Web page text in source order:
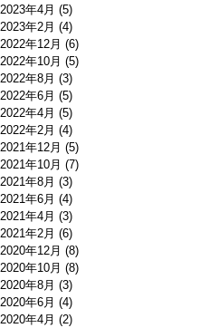
2023年4月 (5)
2023年2月 (4)
2022年12月 (6)
2022年10月 (5)
2022年8月 (3)
2022年6月 (5)
2022年4月 (5)
2022年2月 (4)
2021年12月 (5)
2021年10月 (7)
2021年8月 (3)
2021年6月 (4)
2021年4月 (3)
2021年2月 (6)
2020年12月 (8)
2020年10月 (8)
2020年8月 (3)
2020年6月 (4)
2020年4月 (2)